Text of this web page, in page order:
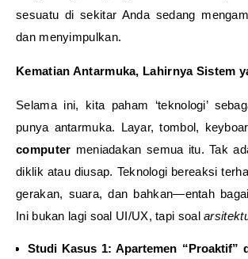
sesuatu di sekitar Anda sedang
dan menyimpulkan.
Kematian Antarmuka, Lahirnya Sistem
Selama ini, kita paham ‘teknologi’
punya antarmuka. Layar, tombol,
computer meniadakan semua itu. Tak
diklik atau diusap. Teknologi bereaksi
gerakan, suara, dan bahkan—entah
Ini bukan lagi soal UI/UX, tapi soal
Studi Kasus 1: Apartemen “Proaktif”